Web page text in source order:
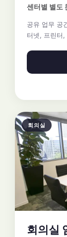
센터별 별도
공유 업무 공
터넷, 프린터
회의실
회의실